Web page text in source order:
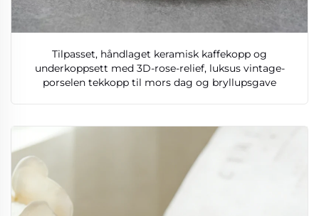
Tilpasset, håndlaget keramisk kaffekopp og
underkoppsett med 3D-rose-relief, luksus vintage-
porselen tekkopp til mors dag og bryllupsgave